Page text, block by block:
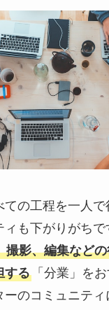
の工程を一人で
も下がりがちで
撮影、編集など
する「分業」をお
のコミュニティ